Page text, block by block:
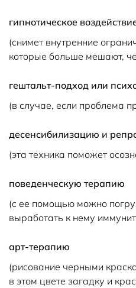
гипнотическое
(снимет внутренние
которые больше мешают,
гештальт-подход или
(в случае, если проблема
десенсибилизацию и
(эта техника поможет
поведенческую терапию
(с ее помощью можно
выработать к нему
арт-терапию
(рисование черными
в этом цвете загадку и